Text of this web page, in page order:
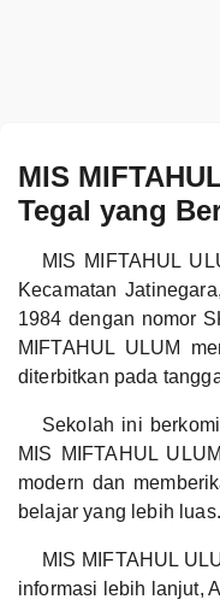
MIS
Tegal yang
MIS MIFTAHUL
Kecamatan
1984 dengan nomor
MIFTAHUL ULUM
diterbitkan pada
Sekolah ini
MIS MIFTAHUL
modern dan
belajar yang lebih luas.
MIS MIFTAHUL
informasi lebih lanjut,